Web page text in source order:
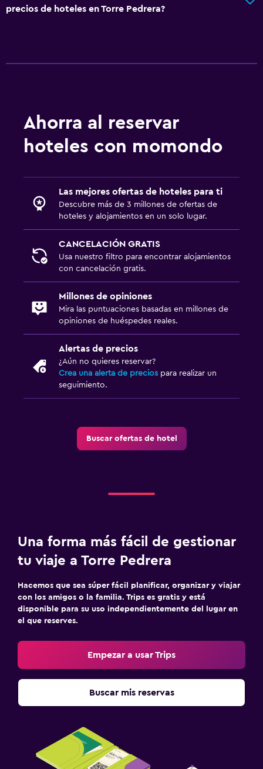
precios de hoteles en Torre Pedrera?
Ahorra al reservar
hoteles con momondo
Las mejores ofertas de hoteles para ti
Descubre más de 3 millones de ofertas de
hoteles y alojamientos en un solo lugar.
CANCELACIÓN GRATIS
Usa nuestro filtro para encontrar alojamientos
con cancelación gratis.
Millones de opiniones
Mira las puntuaciones basadas en millones de
opiniones de huéspedes reales.
Alertas de precios
¿Aún no quieres reservar?
Crea una alerta de precios para realizar un
seguimiento.
Buscar ofertas de hotel
Una forma más fácil de gestionar
tu viaje a Torre Pedrera
Hacemos que sea súper fácil planificar, organizar y viajar
con los amigos o la familia. Trips es gratis y está
disponible para su uso independientemente del lugar en
el que reserves.
Empezar a usar Trips
Buscar mis reservas